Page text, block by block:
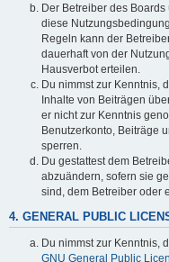
Der Betreiber des
diese
Regeln kann der
dauerhaft von der
Hausverbot erteilen.
Du nimmst zur Kenntnis,
Inhalte von Beiträgen
er nicht zur Kenntnis
Benutzerkonto, Beiträge
sperren.
Du gestattest dem
abzuändern, sofern sie
sind, dem Betreiber oder
4. GENERAL PUBLIC
Du nimmst zur Kenntnis,
GNU General Public